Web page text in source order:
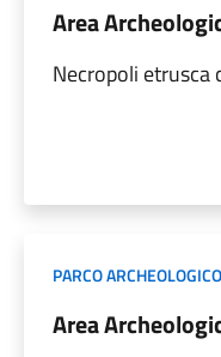
Area
Necropoli etrusca
PARCO ARCHEOLOGICO
Area